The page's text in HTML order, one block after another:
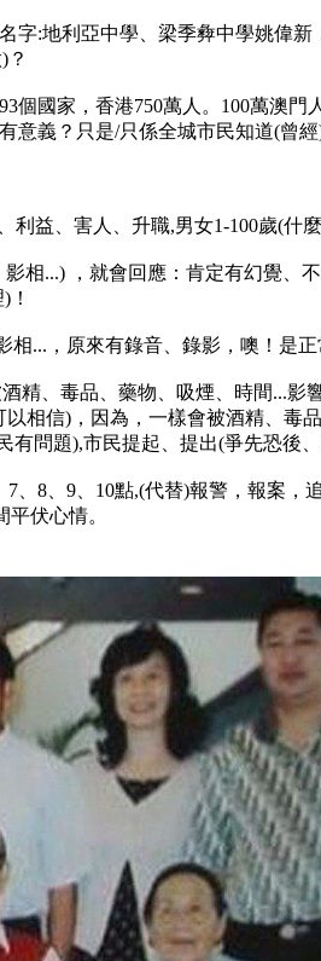
字:地利亞中學、梁季彜中學姚偉
？
個國家，香港750萬人。100萬澳
意義？只是/只係全城市民知道(曾經)
益、害人、升職,男女1-100歲(什
相...) ，就會回應：肯定有幻覺、
...，原來有錄音、錄影，噢！是
精、毒品、藥物、吸煙、時間...
相信)，因為，一樣會被酒精、毒
問題),市民提起、提出(爭先恐後
、8、9、10點,(代替)報警，報案，
伏心情。